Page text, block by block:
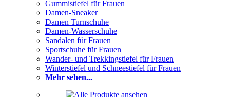
Gummistiefel für Frauen
Damen-Sneaker
Damen Turnschuhe
Damen-Wasserschuhe
Sandalen für Frauen
Sportschuhe für Frauen
Wander- und Trekkingstiefel für Frauen
Winterstiefel und Schneestiefel für Frauen
Mehr sehen...